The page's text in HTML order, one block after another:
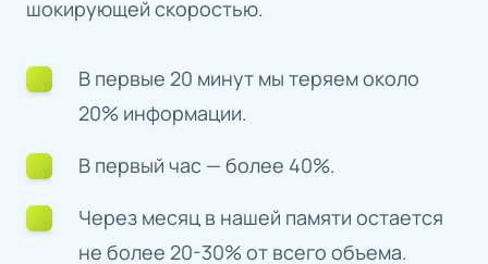
шокирующей скоростью.
В первые 20 минут мы теряем около
20% информации.
В первый час — более 40%.
Через месяц в нашей памяти остается
не более 20-30% от всего объема.